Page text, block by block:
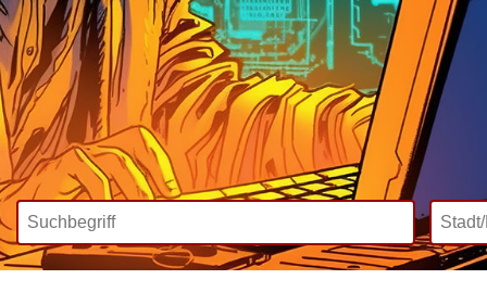
Wir bieten Inklusive